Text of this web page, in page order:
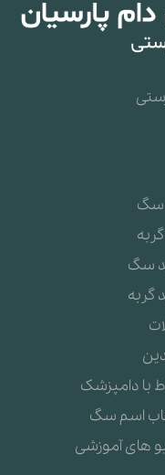
سگ
سگ
گربه
با دامپزشک
اسم سگ
های آموزشی